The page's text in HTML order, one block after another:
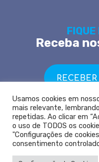
FIQUE
Receba
Copyright © 2021 Siena
Usamos cookies em
mais relevante,
repetidas. Ao clicar em
o uso de TODOS os
"Configurações de
consentimento